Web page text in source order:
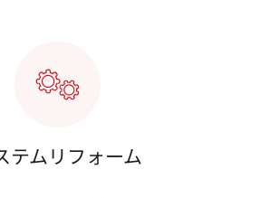
テムリフォーム